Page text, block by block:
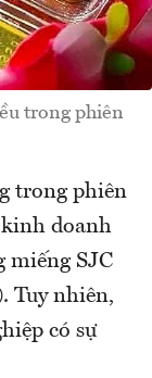
trong phiên
trong phiên
doanh
miếng SJC
Tuy nhiên,
có sự